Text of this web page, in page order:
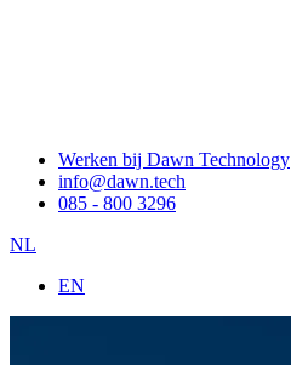
Werken bij Dawn Technology
info@dawn.tech
085 - 800 3296
NL
EN